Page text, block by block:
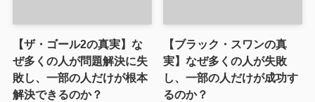
【ザ・ゴール2の真実】な
ぜ多くの人が問題解決に失
敗し、一部の人だけが根本
解決できるのか？
【ブラック・スワンの真
実】なぜ多くの人が失敗
し、一部の人だけが成功す
るのか？